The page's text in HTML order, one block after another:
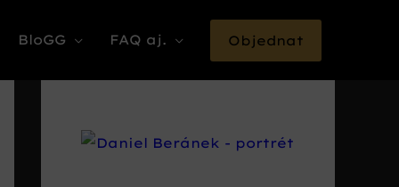
BloGG FAQ aj. Objednat